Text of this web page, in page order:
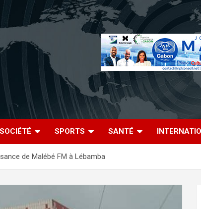
SOCIÉTÉ SPORTS SANTÉ
de Malébé FM à Lébamba